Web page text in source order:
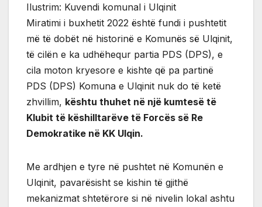
Ilustrim: Kuvendi komunal i Ulqinit
Miratimi i buxhetit 2022 është fundi i pushtetit
më të dobët në historinë e Komunës së Ulqinit,
të cilën e ka udhëhequr partia PDS (DPS), e
cila moton kryesore e kishte që pa partinë
PDS (DPS) Komuna e Ulqinit nuk do të ketë
zhvillim, kështu thuhet në një kumtesë të
Klubit të këshilltarëve të Forcës së Re
Demokratike në KK Ulqin.
Me ardhjen e tyre në pushtet në Komunën e
Ulqinit, pavarësisht se kishin të gjithë
mekanizmat shtetërore si në nivelin lokal ashtu